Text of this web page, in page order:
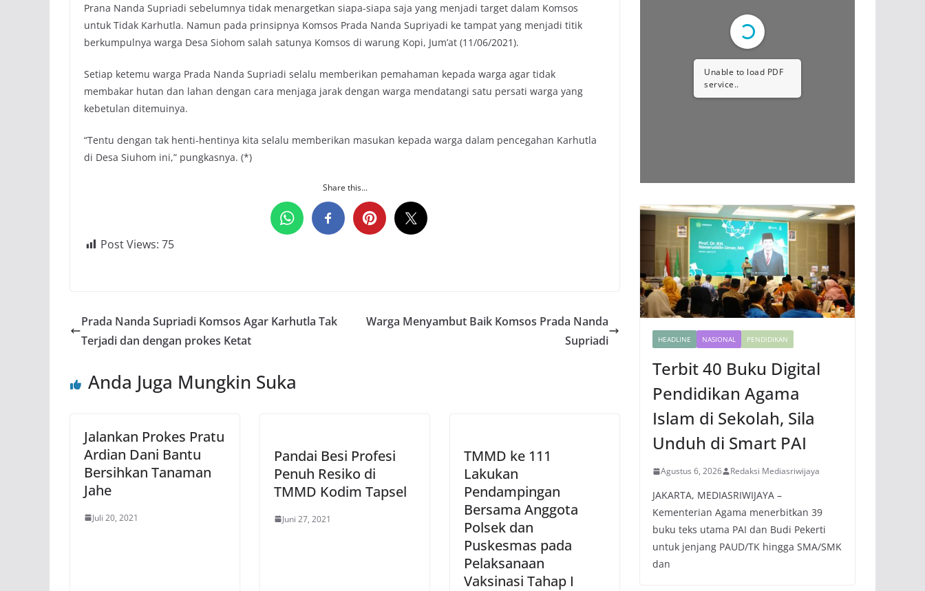
Prana Nanda Supriadi sebelumnya tidak menargetkan siapa-siapa saja yang menjadi target dalam Komsos
untuk Tidak Karhutla. Namun pada prinsipnya Komsos Prada Nanda Supriyadi ke tampat yang menjadi titik
berkumpulnya warga Desa Siohom salah satunya Komsos di warung Kopi, Jum’at (11/06/2021).
Setiap ketemu warga Prada Nanda Supriadi selalu memberikan pemahaman kepada warga agar tidak
membakar hutan dan lahan dengan cara menjaga jarak dengan warga mendatangi satu persati warga yang
kebetulan ditemuinya.
“Tentu dengan tak henti-hentinya kita selalu memberikan masukan kepada warga dalam pencegahan Karhutla
di Desa Siuhom ini,” pungkasnya. (*)
Share this...
Post Views: 75
Prada Nanda Supriadi Komsos Agar Karhutla Tak
Terjadi dan dengan prokes Ketat
Warga Menyambut Baik Komsos Prada Nanda
Supriadi
Anda Juga Mungkin Suka
Jalankan Prokes Pratu
Ardian Dani Bantu
Bersihkan Tanaman
Jahe
Juli 20, 2021
Pandai Besi Profesi
Penuh Resiko di
TMMD Kodim Tapsel
Juni 27, 2021
TMMD ke 111
Lakukan
Pendampingan
Bersama Anggota
Polsek dan
Puskesmas pada
Pelaksanaan
Vaksinasi Tahap I
Unable to load PDF
service..
HEADLINE NASIONAL PENDIDIKAN
Terbit 40 Buku Digital
Pendidikan Agama
Islam di Sekolah, Sila
Unduh di Smart PAI
Agustus 6, 2026 Redaksi Mediasriwijaya
JAKARTA, MEDIASRIWIJAYA –
Kementerian Agama menerbitkan 39
buku teks utama PAI dan Budi Pekerti
untuk jenjang PAUD/TK hingga SMA/SMK
dan